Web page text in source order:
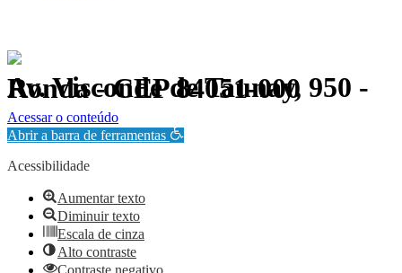
Av. Visconde de Taunay, 950 - Ronda - CEP 84051-000
Política de Privacidade.
Acessar o conteúdo
Abrir a barra de ferramentas
Acessibilidade
Aumentar texto
Diminuir texto
Escala de cinza
Alto contraste